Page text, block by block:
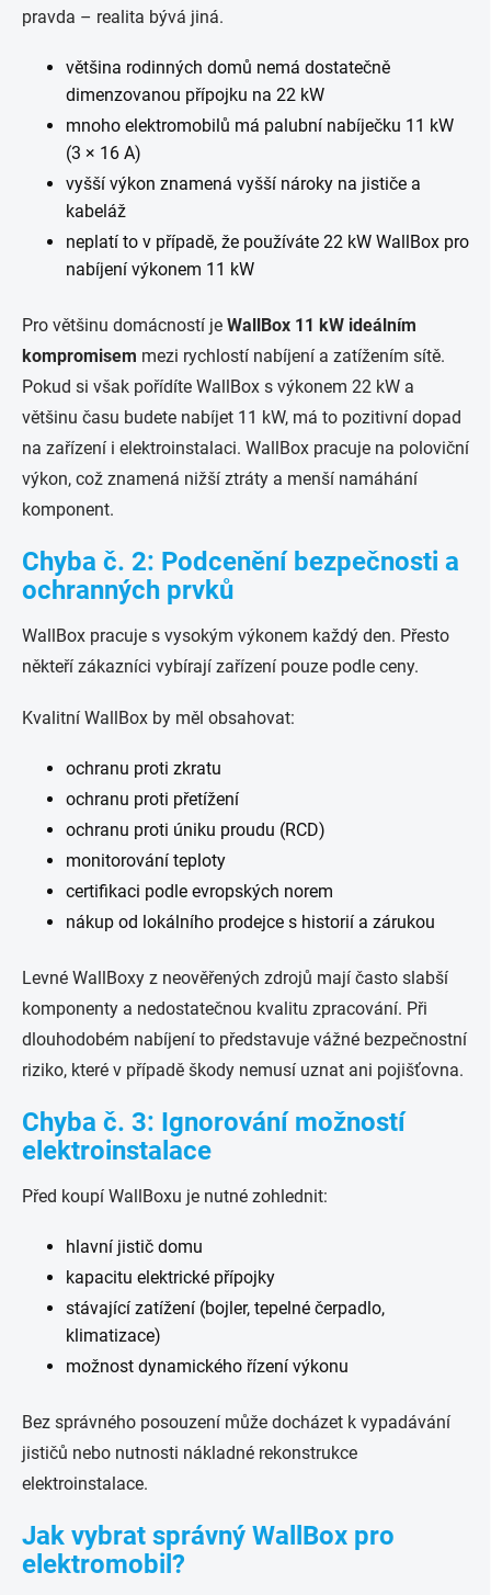
pravda – realita bývá jiná.
většina rodinných domů nemá dostatečně
dimenzovanou přípojku na 22 kW
mnoho elektromobilů má palubní nabíječku 11 kW
(3 × 16 A)
vyšší výkon znamená vyšší nároky na jističe a
kabeláž
neplatí to v případě, že používáte 22 kW WallBox pro
nabíjení výkonem 11 kW
Pro většinu domácností je WallBox 11 kW ideálním
kompromisem mezi rychlostí nabíjení a zatížením sítě.
Pokud si však pořídíte WallBox s výkonem 22 kW a
většinu času budete nabíjet 11 kW, má to pozitivní dopad
na zařízení i elektroinstalaci. WallBox pracuje na poloviční
výkon, což znamená nižší ztráty a menší namáhání
komponent.
Chyba č. 2: Podcenění bezpečnosti a
ochranných prvků
WallBox pracuje s vysokým výkonem každý den. Přesto
někteří zákazníci vybírají zařízení pouze podle ceny.
Kvalitní WallBox by měl obsahovat:
ochranu proti zkratu
ochranu proti přetížení
ochranu proti úniku proudu (RCD)
monitorování teploty
certifikaci podle evropských norem
nákup od lokálního prodejce s historií a zárukou
Levné WallBoxy z neověřených zdrojů mají často slabší
komponenty a nedostatečnou kvalitu zpracování. Při
dlouhodobém nabíjení to představuje vážné bezpečnostní
riziko, které v případě škody nemusí uznat ani pojišťovna.
Chyba č. 3: Ignorování možností
elektroinstalace
Před koupí WallBoxu je nutné zohlednit:
hlavní jistič domu
kapacitu elektrické přípojky
stávající zatížení (bojler, tepelné čerpadlo,
klimatizace)
možnost dynamického řízení výkonu
Bez správného posouzení může docházet k vypadávání
jističů nebo nutnosti nákladné rekonstrukce
elektroinstalace.
Jak vybrat správný WallBox pro
elektromobil?